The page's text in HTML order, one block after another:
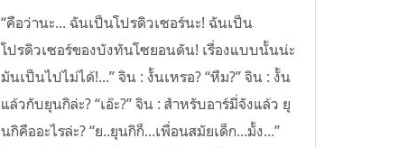
“คือว่านะ... ฉันเป็นโปรดิวเซอร์นะ! ฉันเป็น
โปรดิวเซอร์ของบังทันโซยอนดัน! เรื่องแบบนั้นน่ะ
มันเป็นไปไม่ได้!...” จิน : งั้นเหรอ? “หืม?” จิน : งั้น
แล้วกับยุนกิล่ะ? “เอ๊ะ?” จิน : สำหรับอาร์มี่จังแล้ว ยุ
นกิคืออะไรล่ะ? “ย..ยุนกิก็...เพื่อนสมัยเด็ก...มั้ง...”